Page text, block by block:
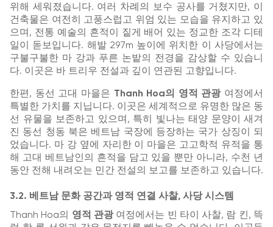
위해 세워졌습니다. 여러 차례의 보수 공사를 거쳤지만, 이
건축물은 여전히 고풍스럽고 위엄 있는 모습을 유지하고 있
으며, 전통 예술의 흔적이 짙게 배어 있는 정교한 조각 디테
일이 돋보입니다. 해발 297m 높이에 위치한 이 사당에서는
구불구불한 마 강과 푸른 논밭의 전경을 감상할 수 있습니
다. 이곳은 바 트리우 전설과 깊이 연관된 고향입니다.
한편, 동선 고대 마을은 Thanh Hoa의 영적 관광여정에서
특별한 가치를 지닙니다. 이곳은 세계적으로 유명한 많은 동
선 유물을 보존하고 있으며, 특히 빛나는 태양 문양이 새겨
진 동선 청동 북은 베트남 국장에 등장하는 국가 상징이 되
었습니다. 마 강 옆에 자리한 이 마을은 고고학적 유적을 통
해 고대 베트남인의 흔적을 담고 있을 뿐만 아니라, 수천 년
동안 전해 내려오는 민간 전설의 보고를 보존하고 있습니다.
3.2. 베트남 문화 공간과 영적 연결 사찰, 사당 시스템
Thanh Hoa의 영적 관광여정에서는 빈 타이 사찰, 람 킨, 뜩